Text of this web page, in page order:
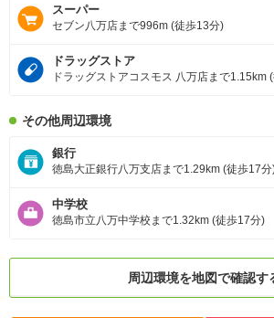
スーパー
セブン八万店まで996m (徒歩13分)
ドラッグストア
ドラッグストアコスモス 八万店まで1.15km
その他周辺環境
銀行
徳島大正銀行八万支店まで1.29km (徒歩17分
中学校
徳島市立八万中学校まで1.32km (徒歩17分)
周辺環境を地図で確認す